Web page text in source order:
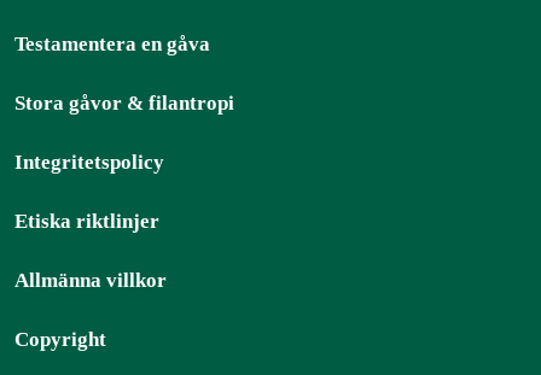
Testamentera en gåva
Stora gåvor & filantropi
Integritetspolicy
Etiska riktlinjer
Allmänna villkor
Copyright